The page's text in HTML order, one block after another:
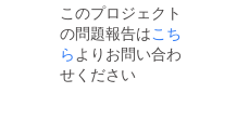
けます
ようお
願いい
たしま
の経緯
など
様々な
活動も
報告し
142mm
300ml
：直径
このプロジェクト
の問題報告はこち
らよりお問い合わ
せください